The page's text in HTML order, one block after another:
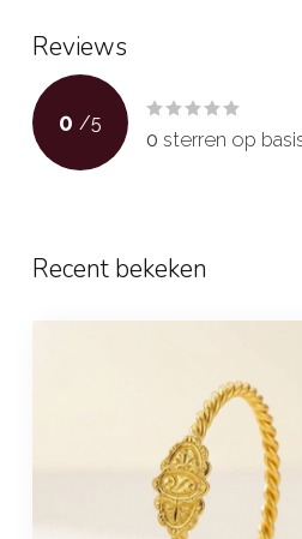
Reviews
0 /5
0 sterren op
Recent bekeken